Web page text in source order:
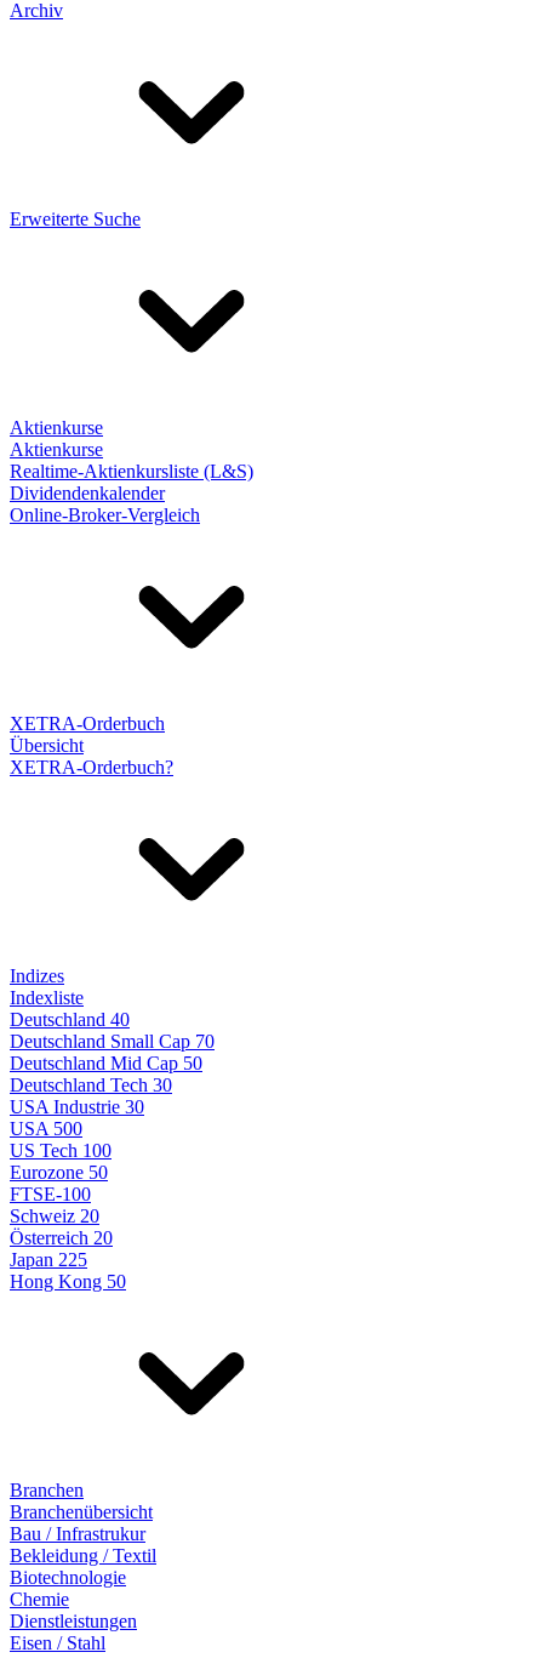
Archiv
Erweiterte Suche
Aktienkurse
Aktienkurse
Realtime-Aktienkursliste (L&S)
Dividendenkalender
Online-Broker-Vergleich
XETRA-Orderbuch
Übersicht
XETRA-Orderbuch?
Indizes
Indexliste
Deutschland 40
Deutschland Small Cap 70
Deutschland Mid Cap 50
Deutschland Tech 30
USA Industrie 30
USA 500
US Tech 100
Eurozone 50
FTSE-100
Schweiz 20
Österreich 20
Japan 225
Hong Kong 50
Branchen
Branchenübersicht
Bau / Infrastrukur
Bekleidung / Textil
Biotechnologie
Chemie
Dienstleistungen
Eisen / Stahl